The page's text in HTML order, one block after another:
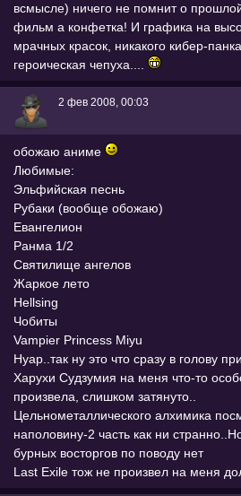
всмысле) ничего не помнит о
фильм а конфетка! И графика на
мрачных красок, никакого кибер-
героическая чепуха....
2 фев 2008, 00:03
обожаю аниме
Любимые:
Эльфийская песнь
Рубаки (вообще обожаю)
Евангелион
Ранма 1/2
Святилище ангелов
Жаркое лето
Hellsing
Чобиты
Vampier Princess Miyu
Нуар..так ну это что сразу в голову
Харухи Судзумия на меня что-то
произвела, слишком затянуто..
Цельнометаллического алхимика
наполовину-2 часть как ни
бурных восторгов по поводу нет
Last Exile тож не произвел на меня